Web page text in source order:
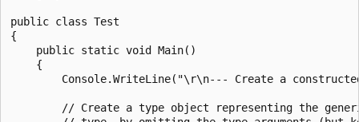
public class Test
{
    public static void Main()
    {
Console.WriteLine("\r\n--- Create a
// Create a type object representing the